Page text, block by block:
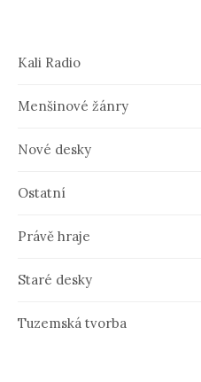
Kali Radio
Menšinové žánry
Nové desky
Ostatní
Právě hraje
Staré desky
Tuzemská tvorba